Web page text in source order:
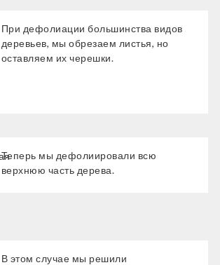
При дефолиации большинства видов
деревьев, мы обрезаем листья, но
оставляем их черешки.
Теперь мы дефолиировали всю
верхнюю часть дерева.
В этом случае мы решили